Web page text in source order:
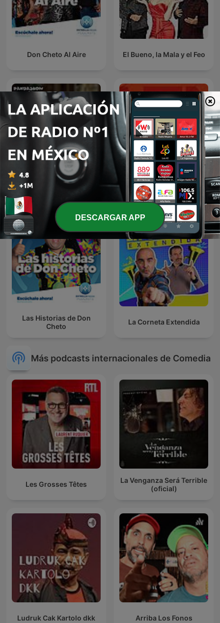
Don Cheto Al Aire El Bueno, la Mala y el Feo
Panda Show (NO OFICIAL)
Erazno y La Chokolata El
Podcast
Las Historias de Don
Cheto
La Corneta Extendida
Más podcasts internacionales de Comedia
Les Grosses Têtes
La Venganza Será Terrible
(oficial)
Ludruk Cak Kartolo dkk Arriba Los Fonos
DESCARGAR APP